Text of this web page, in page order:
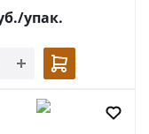
/упак.